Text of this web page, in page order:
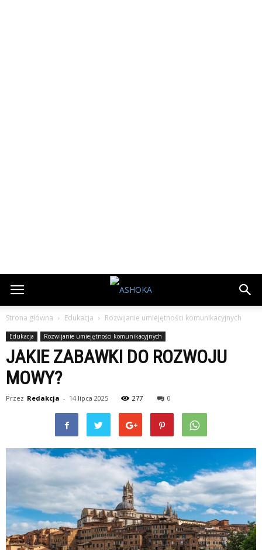
Strona główna Edukacja Rozwijanie umiejętności komunikacyjnych
Edukacja Rozwijanie umiejętności komunikacyjnych
JAKIE ZABAWKI DO ROZWOJU
MOWY?
Przez Redakcja - 14 lipca 2025 277 0